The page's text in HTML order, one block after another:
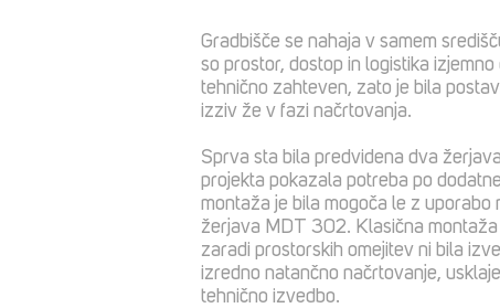
Gradbišče se nahaja v samem
so prostor, dostop in logistika izjemno
tehnično zahteven, zato je bila
izziv že v fazi načrtovanja.
Sprva sta bila predvidena dva
projekta pokazala potreba po
montaža je bila mogoča le z uporabo
žerjava MDT 302. Klasična
zaradi prostorskih omejitev ni bila
izredno natančno načrtovanje,
tehnično izvedbo.